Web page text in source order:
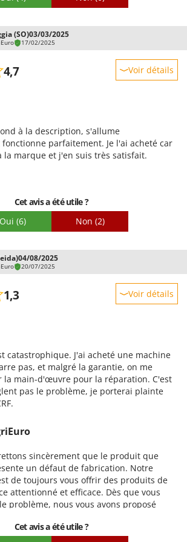
(SO)03/03/2025
17/02/2025
4,7 Voir détails
à la description, s'allume
parfaitement. Je l'ai acheté car
la marque et j'en suis très satisfait.
Cet avis a été utile ?
Oui (6) Non (2)
04/08/2025
20/07/2025
1,3 Voir détails
catastrophique. J'ai acheté une machine
pas, et malgré la garantie, on me
la main-d'œuvre pour la réparation. C'est
pas le problème, je porterai plainte
sincèrement que le produit que
un défaut de fabrication. Notre
de toujours vous offrir des produits de
attentionné et efficace. Dès que vous
problème, nous vous avons proposé
une courte vidéo à transmettre au
Cet avis a été utile ?